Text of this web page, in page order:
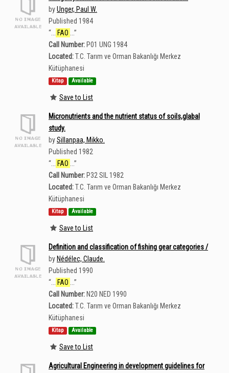
byUnger, Paul W.
Published 1984
“
FAO
”
Call Number: P01 UNG 1984
Located:T.C. Tarım ve Orman Bakanlığı Merkez
Kütüphanesi
Kitap Available
Save to List
Micronutrients and the nutrient status of soils,glabal
study.
bySillanpaa, Mikko.
Published 1982
“
FAO
”
Call Number: P32 SIL 1982
Located:T.C. Tarım ve Orman Bakanlığı Merkez
Kütüphanesi
Kitap Available
Save to List
Definition and classification of fishing gear categories /
by Nédélec, Claude.
Published 1990
“
FAO
”
Call Number: N20 NED 1990
Located:T.C. Tarım ve Orman Bakanlığı Merkez
Kütüphanesi
Kitap Available
Save to List
Agricultural Engineering in development guidelines for